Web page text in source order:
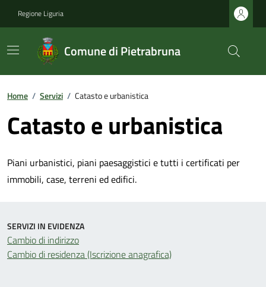
Regione Liguria
Comune di Pietrabruna
Home / Servizi / Catasto e urbanistica
Catasto e urbanistica
Piani urbanistici, piani paesaggistici e tutti i certificati per
immobili, case, terreni ed edifici.
SERVIZI IN EVIDENZA
Cambio di indirizzo
Cambio di residenza (Iscrizione anagrafica)